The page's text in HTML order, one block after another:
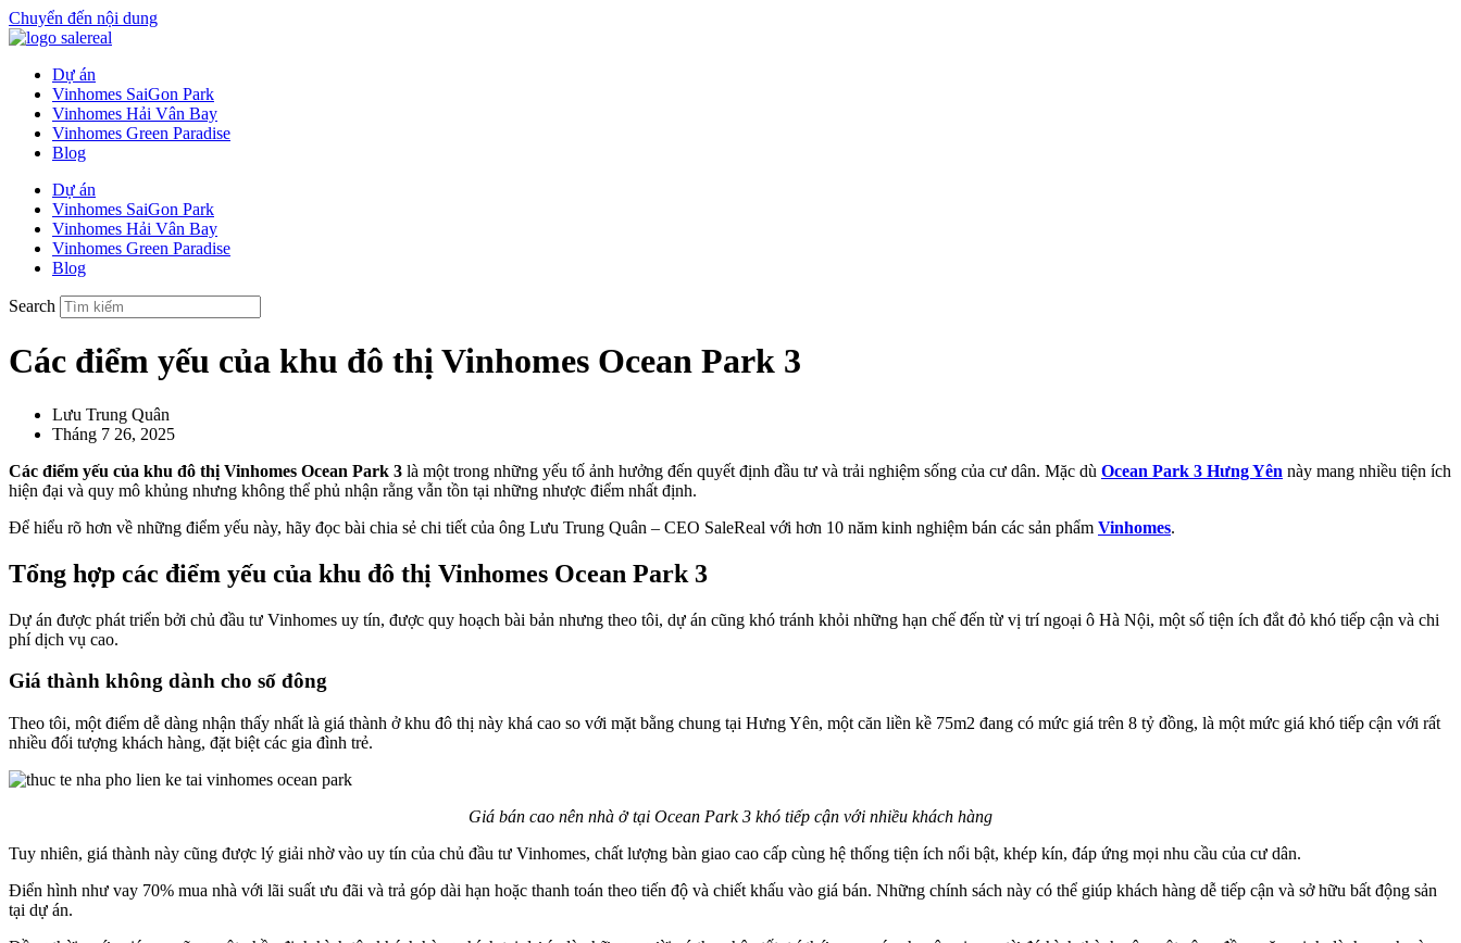
Chuyển đến nội dung
Dự án
Vinhomes SaiGon Park
Vinhomes Hải Vân Bay
Vinhomes Green Paradise
Blog
Dự án
Vinhomes SaiGon Park
Vinhomes Hải Vân Bay
Vinhomes Green Paradise
Blog
Search
Các điểm yếu của khu đô thị Vinhomes Ocean Park 3
Lưu Trung Quân
Tháng 7 26, 2025
Các điểm yếu của khu đô thị Vinhomes Ocean Park 3 là một trong những yếu tố ảnh hưởng đến quyết định đầu tư và trải nghiệm sống của cư dân. Mặc dù Ocean Park 3 Hưng Yên này mang nhiều tiện ích
hiện đại và quy mô khủng nhưng không thể phủ nhận rằng vẫn tồn tại những nhược điểm nhất định.
Để hiểu rõ hơn về những điểm yếu này, hãy đọc bài chia sẻ chi tiết của ông Lưu Trung Quân – CEO SaleReal với hơn 10 năm kinh nghiệm bán các sản phẩm Vinhomes.
Tổng hợp các điểm yếu của khu đô thị Vinhomes Ocean Park 3
Dự án được phát triển bởi chủ đầu tư Vinhomes uy tín, được quy hoạch bài bản nhưng theo tôi, dự án cũng khó tránh khỏi những hạn chế đến từ vị trí ngoại ô Hà Nội, một số tiện ích đắt đỏ khó tiếp cận và chi
phí dịch vụ cao.
Giá thành không dành cho số đông
Theo tôi, một điểm dễ dàng nhận thấy nhất là giá thành ở khu đô thị này khá cao so với mặt bằng chung tại Hưng Yên, một căn liền kề 75m2 đang có mức giá trên 8 tỷ đồng, là một mức giá khó tiếp cận với rất
nhiều đối tượng khách hàng, đặt biệt các gia đình trẻ.
Giá bán cao nên nhà ở tại Ocean Park 3 khó tiếp cận với nhiều khách hàng
Tuy nhiên, giá thành này cũng được lý giải nhờ vào uy tín của chủ đầu tư Vinhomes, chất lượng bàn giao cao cấp cùng hệ thống tiện ích nổi bật, khép kín, đáp ứng mọi nhu cầu của cư dân.
Điển hình như vay 70% mua nhà với lãi suất ưu đãi và trả góp dài hạn hoặc thanh toán theo tiến độ và chiết khấu vào giá bán. Những chính sách này có thể giúp khách hàng dễ tiếp cận và sở hữu bất động sản
tại dự án.